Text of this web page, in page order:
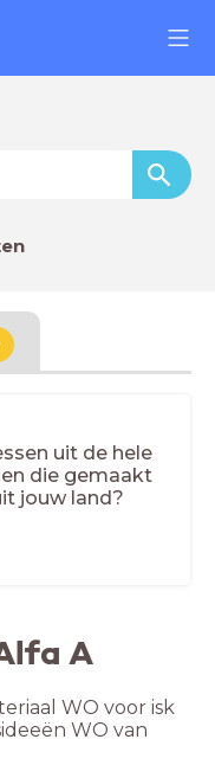
uit de hele
die gemaakt
jouw land?
A
WO voor isk
WO van